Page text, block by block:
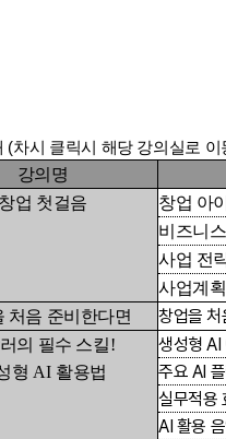
(차시 클릭시 해당 강의실로 이
강의명
창업 첫걸음
창업 아
비즈니
사업 전
사업계
처음 준비한다면
창업을
의 필수 스킬!
형 AI 활용법
생성형AI
주요AI
실무적용
AI활용